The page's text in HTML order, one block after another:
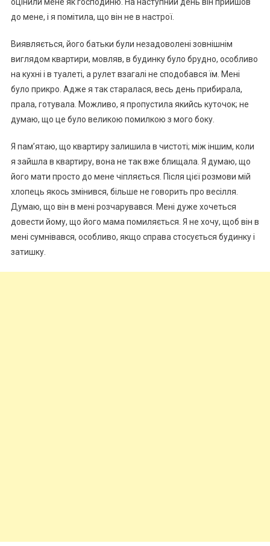
до мене, і я помітила, що він не в настрої.
Виявляється, його батьки були незадоволені зовнішнім
виглядом квартири, мовляв, в будинку було брудно, особливо
на кухні і в туалеті, а рулет взагалі не сподобався їм. Мені
було прикро. Адже я так старалася, весь день прибирала,
прала, готувала. Можливо, я пропустила якийсь куточок; не
думаю, що це було великою помилкою з мого боку.
Я пам’ятаю, що квартиру залишила в чистоті; між іншим, коли
я зайшла в квартиру, вона не так вже блищала. Я думаю, що
його мати просто до мене чіпляється. Після цієї розмови мій
хлопець якось змінився, більше не говорить про весілля.
Думаю, що він в мені розчарувався. Мені дуже хочеться
довести йому, що його мама помиляється. Я не хочу, щоб він в
мені сумнівався, особливо, якщо справа стосується будинку і
затишку.